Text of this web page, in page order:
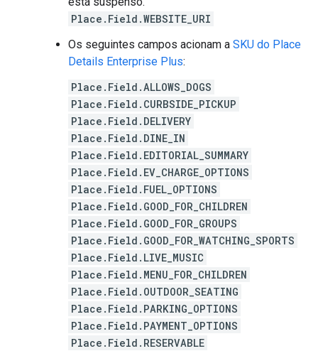
Place.Field.WEBSITE_URI
Os seguintes campos acionam a SKU do Place
Details Enterprise Plus:
Place.Field.ALLOWS_DOGS
Place.Field.CURBSIDE_PICKUP
Place.Field.DELIVERY
Place.Field.DINE_IN
Place.Field.EDITORIAL_SUMMARY
Place.Field.EV_CHARGE_OPTIONS
Place.Field.FUEL_OPTIONS
Place.Field.GOOD_FOR_CHILDREN
Place.Field.GOOD_FOR_GROUPS
Place.Field.GOOD_FOR_WATCHING_SPORTS
Place.Field.LIVE_MUSIC
Place.Field.MENU_FOR_CHILDREN
Place.Field.OUTDOOR_SEATING
Place.Field.PARKING_OPTIONS
Place.Field.PAYMENT_OPTIONS
Place.Field.RESERVABLE